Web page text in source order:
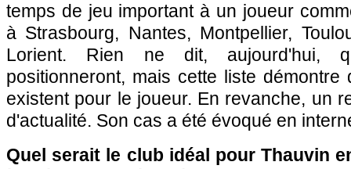
temps de jeu important à un joueur
à Strasbourg, Nantes, Montpellier,
Lorient. Rien ne dit, aujourd'hui,
positionneront, mais cette liste démontre
existent pour le joueur. En revanche, un
d'actualité. Son cas a été évoqué en
Quel serait le club idéal pour Thauvin